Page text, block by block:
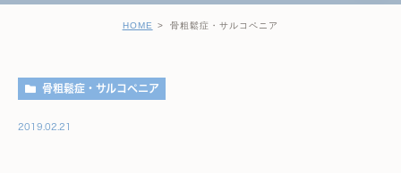
HOME 骨粗鬆症・サルコペニア
骨粗鬆症・サルコペニア
2019.02.21